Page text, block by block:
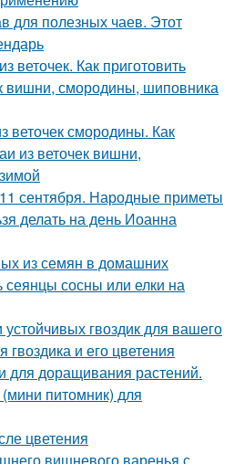
для полезных чаев. Этот
веточек. Как приготовить
вишни, смородины, шиповника
веточек смородины. Как
из веточек вишни,
сентября. Народные приметы
делать на день Иоанна
из семян в домашних
сеянцы сосны или елки на
гвоздик для вашего
и его цветения
для доращивания растений.
питомник) для
цветения